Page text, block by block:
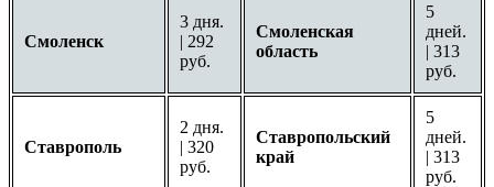
Смоленск
3 дня.
| 292
руб.
Смоленская
область
5
дней.
| 313
руб.
Ставрополь
2 дня.
| 320
руб.
Ставропольский
край
5
дней.
| 313
руб.